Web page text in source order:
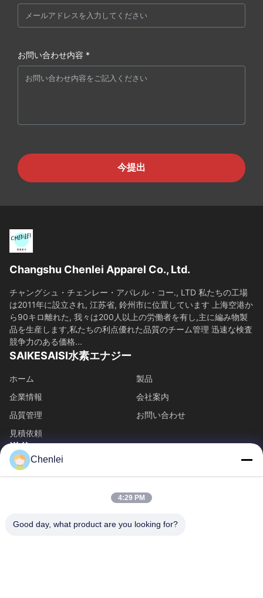
お問い合わせ内容 *
今提出
Changshu Chenlei Apparel Co., Ltd.
チャングシュ・チェンレー・アパレル・コー., LTD 私たちの工場
は2011年に設立され, 江苏省, 鈴州市に位置しています 上海空港か
ら90キロ離れた, 我々は200人以上の労働者を有し,主に編み物製
品を生産します,私たちの利点優れた品質のチーム管理 迅速な検査
競争力のある価格...
SAIKESAISI水素エナジー
ホーム
製品
企業情報
会社案内
品質管理
お問い合わせ
見積依頼
送信
86-512-52263588
Chenlei
4:29 PM
Good day, what product are you looking for?